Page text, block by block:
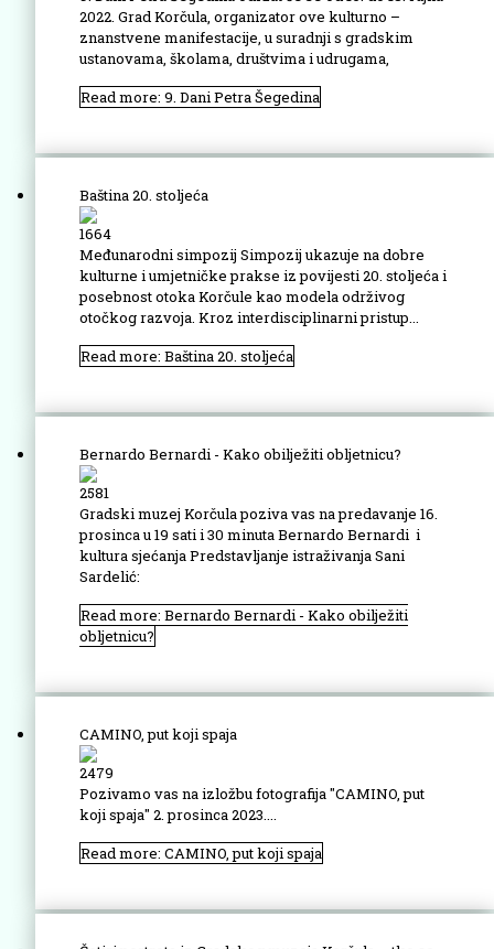
2022. Grad Korčula, organizator ove kulturno –
znanstvene manifestacije, u suradnji s gradskim
ustanovama, školama, društvima i udrugama,
Read more: 9. Dani Petra Šegedina
Baština 20. stoljeća
1664
Međunarodni simpozij Simpozij ukazuje na dobre
kulturne i umjetničke prakse iz povijesti 20. stoljeća i
posebnost otoka Korčule kao modela održivog
otočkog razvoja. Kroz interdisciplinarni pristup...
Read more: Baština 20. stoljeća
Bernardo Bernardi - Kako obilježiti obljetnicu?
2581
Gradski muzej Korčula poziva vas na predavanje 16.
prosinca u 19 sati i 30 minuta Bernardo Bernardi i
kultura sjećanja Predstavljanje istraživanja Sani
Sardelić:
Read more: Bernardo Bernardi - Kako obilježiti
obljetnicu?
CAMINO, put koji spaja
2479
Pozivamo vas na izložbu fotografija "CAMINO, put
koji spaja" 2. prosinca 2023....
Read more: CAMINO, put koji spaja